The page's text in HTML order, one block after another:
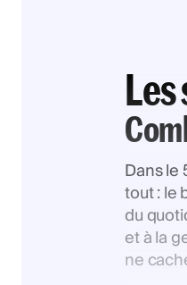
Dans
tout : le
du
et à la
ne